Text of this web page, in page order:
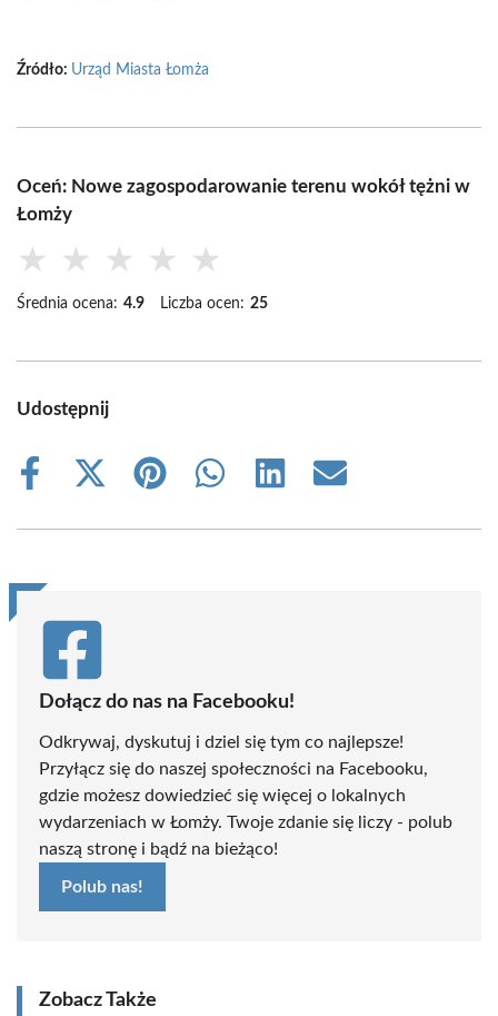
Źródło: Urząd Miasta Łomża
Oceń: Nowe zagospodarowanie terenu wokół tężni w
Łomży
★ ★ ★ ★ ★
Średnia ocena: 4.9 Liczba ocen: 25
Udostępnij
Share
Share
(Twitter)
Share
Share
Share
Share
Dołącz do nas na Facebooku!
Odkrywaj, dyskutuj i dziel się tym co najlepsze!
Przyłącz się do naszej społeczności na Facebooku,
gdzie możesz dowiedzieć się więcej o lokalnych
wydarzeniach w Łomży. Twoje zdanie się liczy - polub
naszą stronę i bądź na bieżąco!
Polub nas!
Zobacz Także